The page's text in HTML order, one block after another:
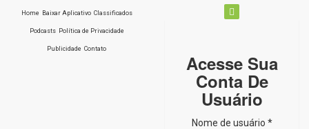
Home Baixar Aplicativo Classificados
Podcasts Política de Privacidade
Publicidade Contato
Acesse Sua
Conta De
Usuário
Nome de usuário *